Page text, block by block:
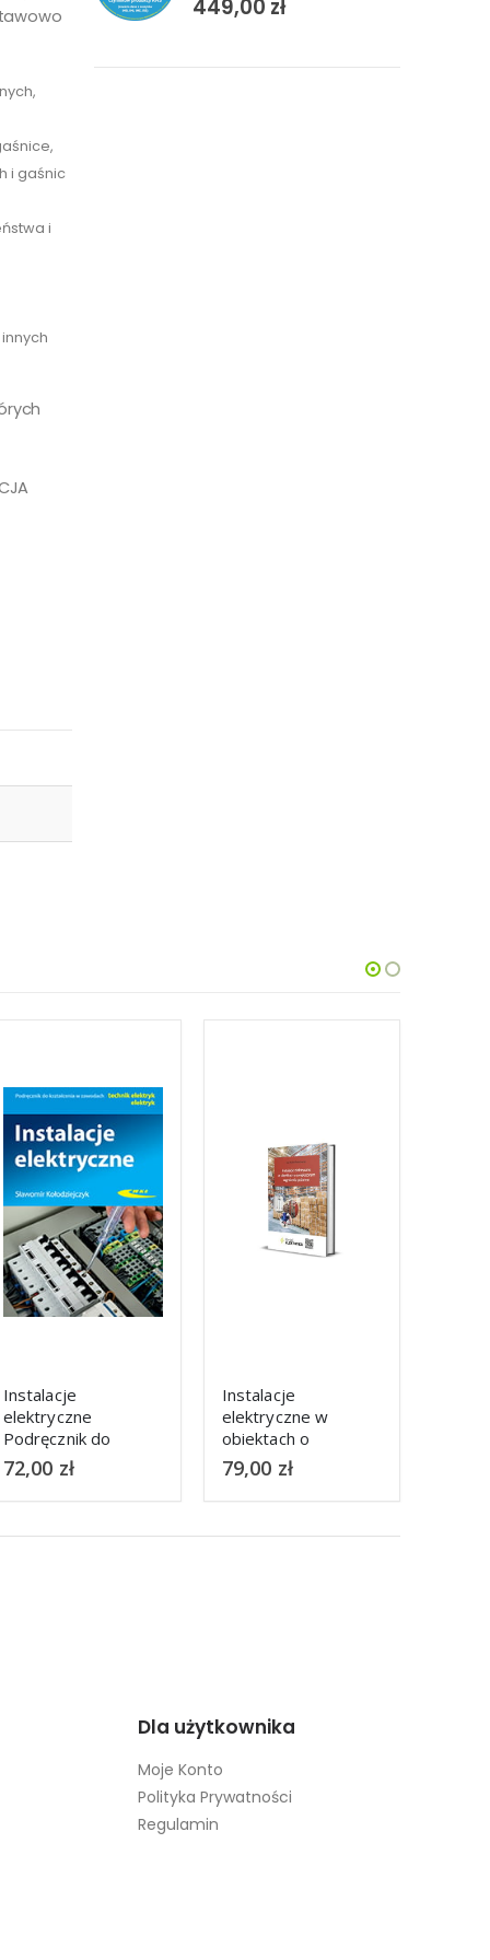
i gaśnic
i
449,00 zł
Instalacje
elektryczne w
obiektach o
zwiększonym
zagrożeniu pożarem
79,00 zł
Instalacje
elektryczne w
obiektach
budowlanych
99,00 zł
Dla użytkownika
Moje Konto
Polityka Prywatności
Regulamin